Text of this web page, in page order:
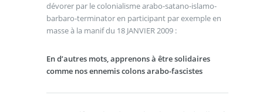
dévorer par le colonialisme arabo-satano-islamo-
barbaro-terminator en participant par exemple en
masse à la manif du 18 JANVIER 2009 :
En d’autres mots, apprenons à être solidaires
comme nos ennemis colons arabo-fascistes